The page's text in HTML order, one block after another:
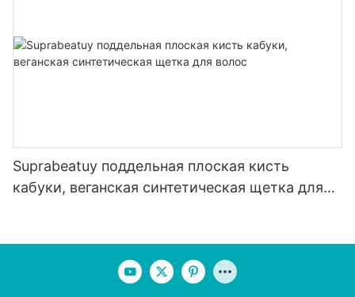
Suprabeatuy поддельная плоская кисть
кабуки, веганская синтетическая щетка для